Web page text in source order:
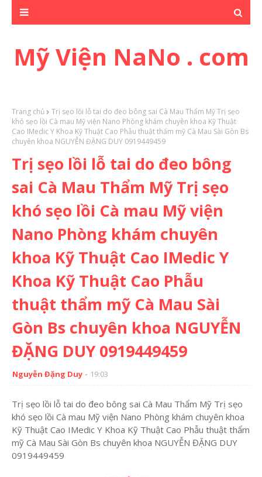
Mỹ Viện NaNo . com
Trang chủ
Trị sẹo lồi lỗ tai do đeo bông sai Cà Mau Thẩm Mỹ Trị sẹo
khó sẹo lồi Cà mau Mỹ viện Nano Phòng khám chuyên khoa Kỹ Thuật
Cao IMedic Y Khoa Kỹ Thuật Cao Phẫu thuật thẩm mỹ Cà Mau Sài Gòn Bs
chuyên khoa NGUYỄN ĐẶNG DUY 0919449459
Trị sẹo lồi lỗ tai do đeo bông
sai Cà Mau Thẩm Mỹ Trị sẹo
khó sẹo lồi Cà mau Mỹ viện
Nano Phòng khám chuyên
khoa Kỹ Thuật Cao IMedic Y
Khoa Kỹ Thuật Cao Phẫu
thuật thẩm mỹ Cà Mau Sài
Gòn Bs chuyên khoa NGUYỄN
ĐẶNG DUY 0919449459
Nguyễn Đặng Duy 19:03
Trị sẹo lồi lỗ tai do đeo bông sai Cà Mau Thẩm Mỹ Trị sẹo
khó sẹo lồi Cà mau Mỹ viện Nano Phòng khám chuyên khoa
Kỹ Thuật Cao IMedic Y Khoa Kỹ Thuật Cao Phẫu thuật thẩm
mỹ Cà Mau Sài Gòn Bs chuyên khoa NGUYỄN ĐẶNG DUY
0919449459